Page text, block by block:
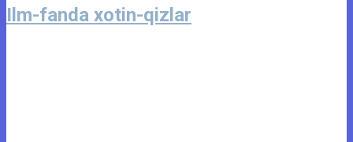
Ilm-fanda xotin-qizlar